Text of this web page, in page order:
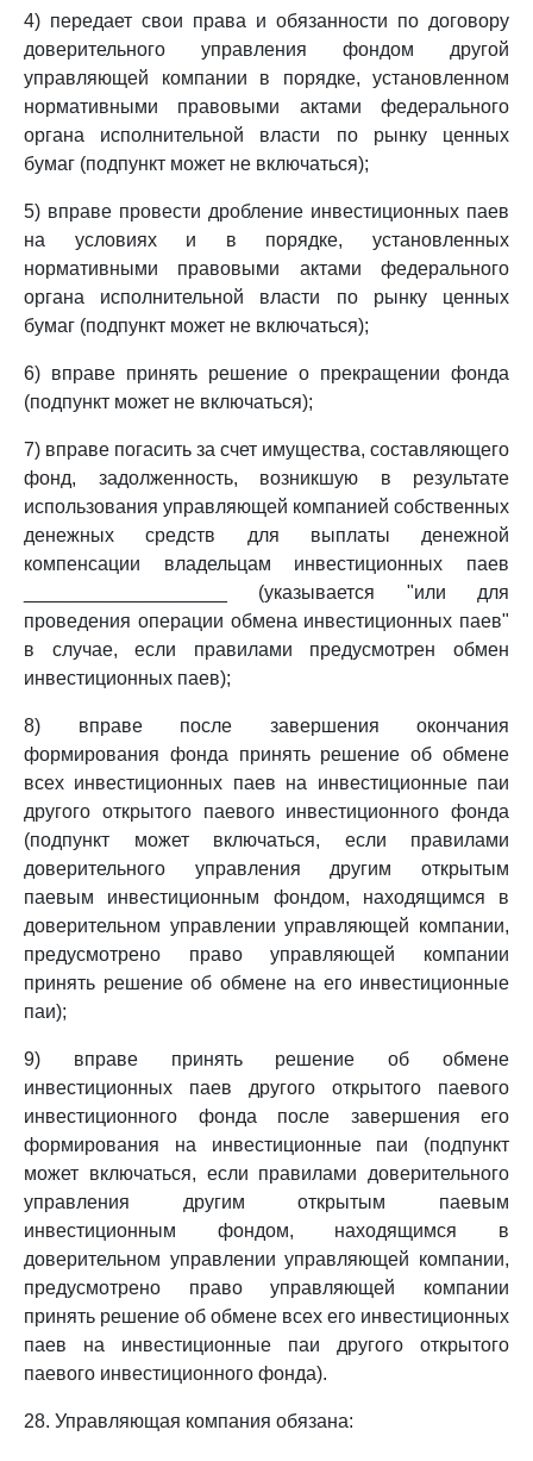
4) передает свои права и обязанности по договору
доверительного управления фондом другой
управляющей компании в порядке, установленном
нормативными правовыми актами федерального
органа исполнительной власти по рынку ценных
бумаг (подпункт может не включаться);
5) вправе провести дробление инвестиционных паев
на условиях и в порядке, установленных
нормативными правовыми актами федерального
органа исполнительной власти по рынку ценных
бумаг (подпункт может не включаться);
6) вправе принять решение о прекращении фонда
(подпункт может не включаться);
7) вправе погасить за счет имущества, составляющего
фонд, задолженность, возникшую в результате
использования управляющей компанией собственных
денежных средств для выплаты денежной
компенсации владельцам инвестиционных паев
___________________ (указывается "или для
проведения операции обмена инвестиционных паев"
в случае, если правилами предусмотрен обмен
инвестиционных паев);
8) вправе после завершения окончания
формирования фонда принять решение об обмене
всех инвестиционных паев на инвестиционные паи
другого открытого паевого инвестиционного фонда
(подпункт может включаться, если правилами
доверительного управления другим открытым
паевым инвестиционным фондом, находящимся в
доверительном управлении управляющей компании,
предусмотрено право управляющей компании
принять решение об обмене на его инвестиционные
паи);
9) вправе принять решение об обмене
инвестиционных паев другого открытого паевого
инвестиционного фонда после завершения его
формирования на инвестиционные паи (подпункт
может включаться, если правилами доверительного
управления другим открытым паевым
инвестиционным фондом, находящимся в
доверительном управлении управляющей компании,
предусмотрено право управляющей компании
принять решение об обмене всех его инвестиционных
паев на инвестиционные паи другого открытого
паевого инвестиционного фонда).
28. Управляющая компания обязана: